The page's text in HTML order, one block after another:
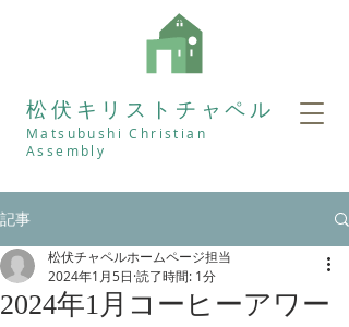
松伏キリストチャペル
Matsubushi Christian
Assembly
記事
2024年1月コーヒーアワー
松伏チャペルホームページ担当
2024年1月5日 読了時間: 1分